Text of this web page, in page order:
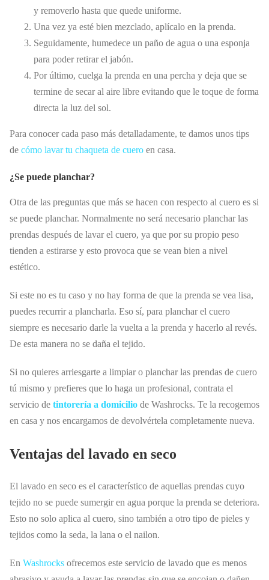
y removerlo hasta que quede uniforme.
Una vez ya esté bien mezclado, aplícalo en la prenda.
Seguidamente, humedece un paño de agua o una esponja
para poder retirar el jabón.
Por último, cuelga la prenda en una percha y deja que se
termine de secar al aire libre evitando que le toque de forma
directa la luz del sol.
Para conocer cada paso más detalladamente, te damos unos tips
de cómo lavar tu chaqueta de cuero en casa.
¿Se puede planchar?
Otra de las preguntas que más se hacen con respecto al cuero es si
se puede planchar. Normalmente no será necesario planchar las
prendas después de lavar el cuero, ya que por su propio peso
tienden a estirarse y esto provoca que se vean bien a nivel
estético.
Si este no es tu caso y no hay forma de que la prenda se vea lisa,
puedes recurrir a plancharla. Eso sí, para planchar el cuero
siempre es necesario darle la vuelta a la prenda y hacerlo al revés.
De esta manera no se daña el tejido.
Si no quieres arriesgarte a limpiar o planchar las prendas de cuero
tú mismo y prefieres que lo haga un profesional, contrata el
servicio de tintorería a domicilio de Washrocks. Te la recogemos
en casa y nos encargamos de devolvértela completamente nueva.
Ventajas del lavado en seco
El lavado en seco es el característico de aquellas prendas cuyo
tejido no se puede sumergir en agua porque la prenda se deteriora.
Esto no solo aplica al cuero, sino también a otro tipo de pieles y
tejidos como la seda, la lana o el nailon.
En Washrocks ofrecemos este servicio de lavado que es menos